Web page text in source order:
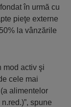
în urmă cu
pieţe externe
la vânzările
mod activ şi
cele mai
alimentelor
spune